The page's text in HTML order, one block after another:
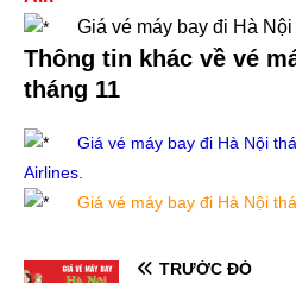
Giá vé máy bay đi Hà
Thông tin khác về vé
tháng 11
Giá vé máy bay đi Hà Nội
Airlines.
Giá vé máy bay đi Hà Nội
TRƯỚC ĐÓ